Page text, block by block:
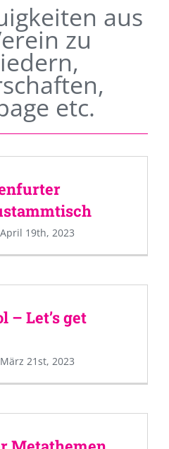
aus
zu
etc.
April 19th, 2023
– Let’s get
März 21st, 2023